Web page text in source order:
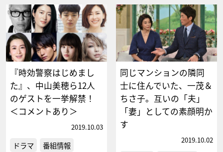
『時効警察はじめまし
た』、中山美穂ら12人
のゲストを一挙解禁！
＜コメントあり＞
2019.10.03
ドラマ 番組情報
同じマンションの隣同
士に住んでいた、一茂＆
ちさ子。互いの「夫」
「妻」としての素顔明か
す
2019.10.02